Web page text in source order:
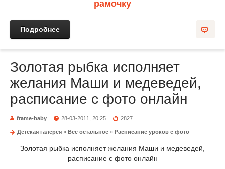
рамочку
Подробнее
Золотая рыбка исполняет
желания Маши и медеведей,
расписание с фото онлайн
frame-baby 28-03-2011, 20:25 2827
Детская галерея » Всё остальное » Расписание уроков с фото
Золотая рыбка исполняет желания Маши и медеведей,
расписание с фото онлайн